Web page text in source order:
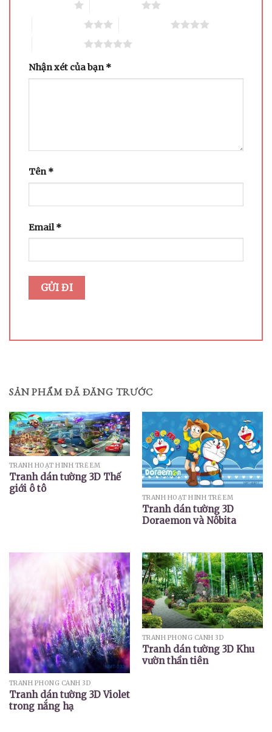
Nhận xét của bạn*
Tên*
Email*
SẢN PHẨM ĐÃ ĐĂNG TRƯỚC
TRANH HOẠT HÌNH TRẺ EM
Tranh dán tường 3D Thế
giới ô tô
TRANH HOẠT HÌNH TRẺ EM
Tranh dán tường 3D
Doraemon và Nôbita
TRANH PHONG CẢNH 3D
Tranh dán tường 3D Violet
trong nắng hạ
TRANH PHONG CẢNH 3D
Tranh dán tường 3D Khu
vườn thần tiên